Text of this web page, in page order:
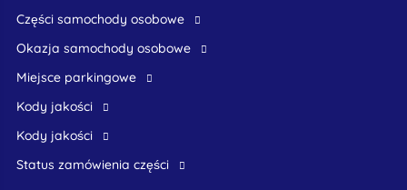
części samochody osobowe
okazja samochody osobowe
Miejsce parkingowe
Kody jakości
Kody jakości
Status zamówienia części